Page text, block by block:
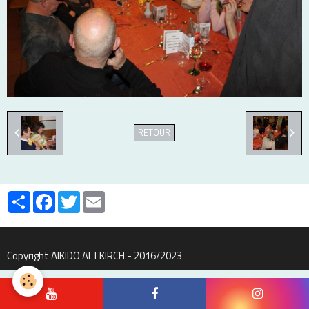
RETOUR
PartagerFacebook
Twitter
Copyright AIKIDO ALTKIRCH - 2016/2023